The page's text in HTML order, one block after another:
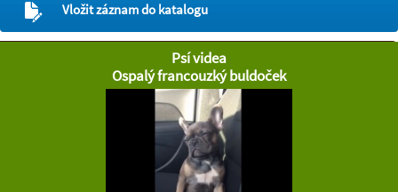
Vložit záznam do katalogu
Psí videa
Ospalý francouzký buldoček